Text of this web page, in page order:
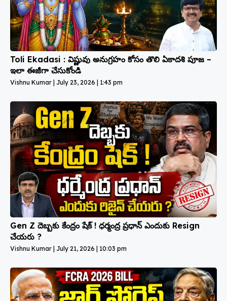
Toli Ekadasi : విష్ణువు అనుగ్రహం కోసం తొలి ఏకాదశి పూజ –
ఇలా ఈజీగా చేసుకోండి
Vishnu Kumar July 23, 2026 1:43 pm
Gen Z దెబ్బకు కేంద్రం షేక్ ! ధర్మంద్ర ప్రధాన్ ఎందుకు Resign
చేయరు ?
Vishnu Kumar July 21, 2026 10:03 pm